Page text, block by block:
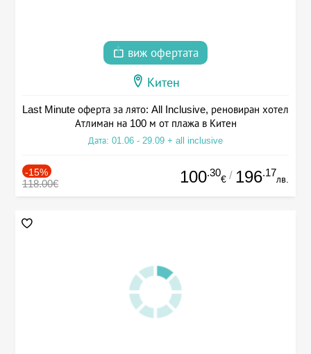
виж офертата
Китен
Last Minute оферта за лято: All Inclusive, реновиран хотел
Атлиман на 100 м от плажа в Китен
Дата: 01.06 - 29.09 + all inclusive
-15%
118.00€ 100.30
€ / 196.17
лв.